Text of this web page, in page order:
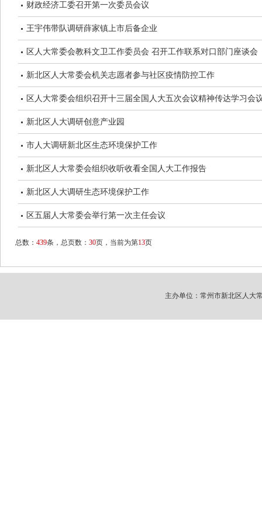
财政经济工委召开第一次委员会议
王宇伟带队调研薛家镇上市后备企业
区人大常委会教科文卫工作委员会 召开工作联系对口部门座谈会
新北区人大常委会机关志愿者参与社区疫情防控工作
区人大常委会组织召开十三届全国人大五次会议精神传达学习会
新北区人大调研创意产业园
市人大调研新北区生态环境保护工作
新北区人大常委会组织收听收看全国人大工作报告
新北区人大调研生态环境保护工作
区五届人大常委会举行第一次主任会议
总数： 439条，总页数： 30页，当前为第13页
主办单位：常州市新北区人大